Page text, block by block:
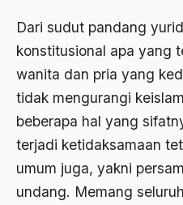
Dari sudut pandang
konstitusional apa yang
wanita dan pria yang
tidak mengurangi
beberapa hal yang
terjadi ketidaksamaan
umum juga, yakni
undang. Memang
Ansor
Antara Keyakinan dan
Antarumat Beragama
Anti Klimak
Anti-Kekerasan